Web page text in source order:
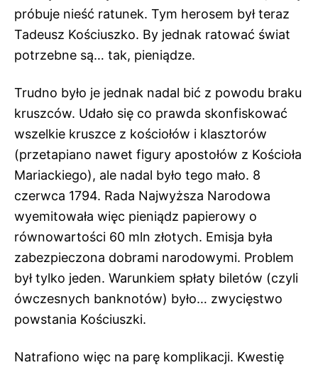
próbuje nieść ratunek. Tym herosem był teraz
Tadeusz Kościuszko. By jednak ratować świat
potrzebne są… tak, pieniądze.
Trudno było je jednak nadal bić z powodu braku
kruszców. Udało się co prawda skonfiskować
wszelkie kruszce z kościołów i klasztorów
(przetapiano nawet figury apostołów z Kościoła
Mariackiego), ale nadal było tego mało. 8
czerwca 1794. Rada Najwyższa Narodowa
wyemitowała więc pieniądz papierowy o
równowartości 60 mln złotych. Emisja była
zabezpieczona dobrami narodowymi. Problem
był tylko jeden. Warunkiem spłaty biletów (czyli
ówczesnych banknotów) było… zwycięstwo
powstania Kościuszki.
Natrafiono więc na parę komplikacji. Kwestię